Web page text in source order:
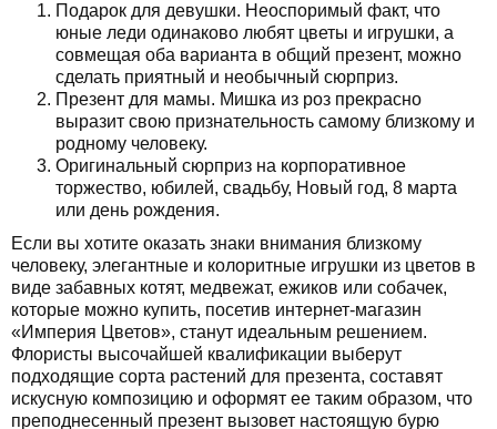
Подарок для девушки. Неоспоримый факт, что
юные леди одинаково любят цветы и игрушки, а
совмещая оба варианта в общий презент, можно
сделать приятный и необычный сюрприз.
Презент для мамы. Мишка из роз прекрасно
выразит свою признательность самому близкому и
родному человеку.
Оригинальный сюрприз на корпоративное
торжество, юбилей, свадьбу, Новый год, 8 марта
или день рождения.
Если вы хотите оказать знаки внимания близкому
человеку, элегантные и колоритные игрушки из цветов в
виде забавных котят, медвежат, ежиков или собачек,
которые можно купить, посетив интернет-магазин
«Империя Цветов», станут идеальным решением.
Флористы высочайшей квалификации выберут
подходящие сорта растений для презента, составят
искусную композицию и оформят ее таким образом, что
преподнесенный презент вызовет настоящую бурю